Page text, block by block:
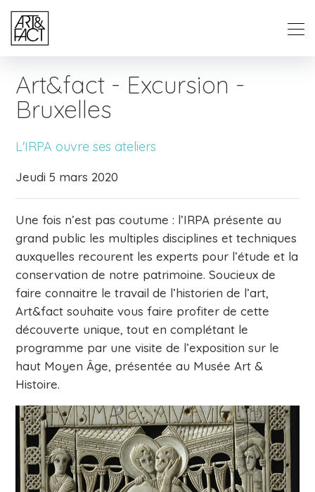
Art&fact - Excursion -
Bruxelles
L'IRPA ouvre ses ateliers
Jeudi 5 mars 2020
Une fois n’est pas coutume : l’IRPA présente au
grand public les multiples disciplines et techniques
auxquelles recourent les experts pour l’étude et la
conservation de notre patrimoine. Soucieux de
faire connaitre le travail de l’historien de l’art,
Art&fact souhaite vous faire profiter de cette
découverte unique, tout en complétant le
programme par une visite de l’exposition sur le
haut Moyen Âge, présentée au Musée Art &
Histoire.